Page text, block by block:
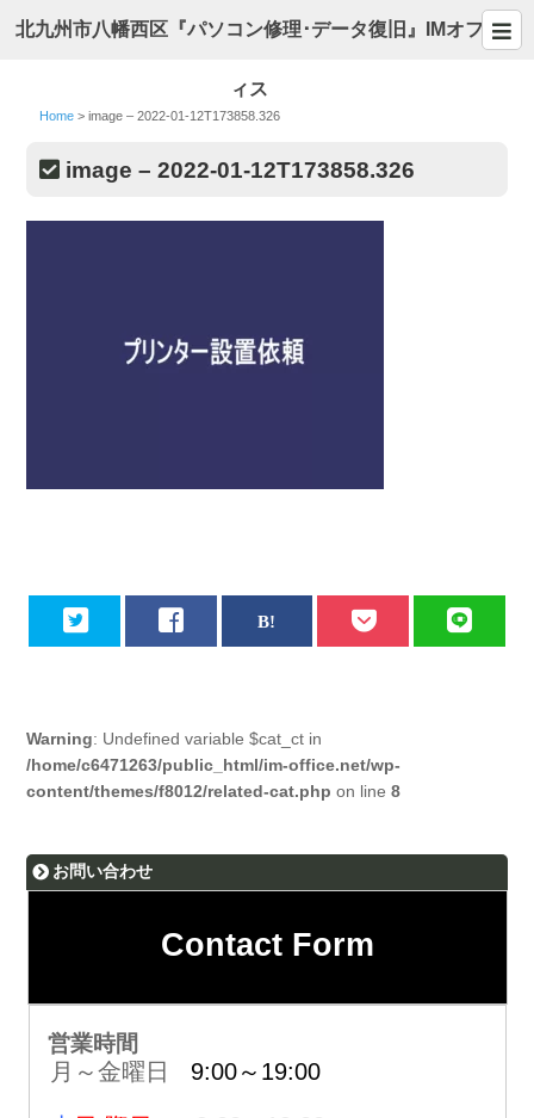
北九州市八幡西区『パソコン修理･データ復旧』IMオフ
ィス
Home >image – 2022-01-12T173858.326
image – 2022-01-12T173858.326
Warning: Undefined variable $cat_ct in
/home/c6471263/public_html/im-office.net/wp-
content/themes/f8012/related-cat.php on line8
お問い合わせ
Contact Form
営業時間
月～金曜日 9:00～19:00